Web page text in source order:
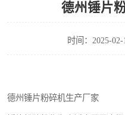
德州锤片
时间：2025-02-
德州锤片粉碎机生产厂家